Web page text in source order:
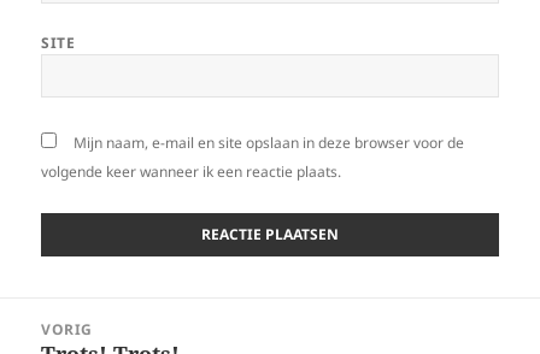
SITE
Mijn naam, e-mail en site opslaan in deze browser voor de
volgende keer wanneer ik een reactie plaats.
navigatie
VORIG